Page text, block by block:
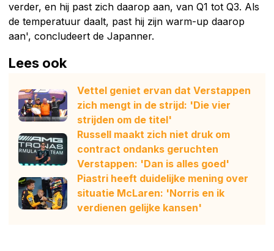
verder, en hij past zich daarop aan, van Q1 tot Q3. Als
de temperatuur daalt, past hij zijn warm-up daarop
aan', concludeert de Japanner.
Lees ook
Vettel geniet ervan dat Verstappen
zich mengt in de strijd: 'Die vier
strijden om de titel'
Russell maakt zich niet druk om
contract ondanks geruchten
Verstappen: 'Dan is alles goed'
Piastri heeft duidelijke mening over
situatie McLaren: 'Norris en ik
verdienen gelijke kansen'